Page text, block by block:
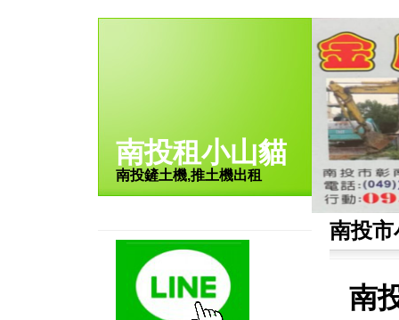
南投租小山貓
南投鏟土機,推土機出租
南投
南